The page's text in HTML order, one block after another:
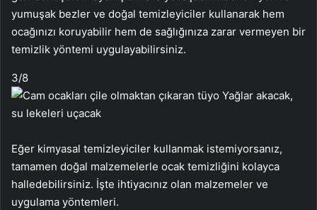
yumuşak bezler ve doğal temizleyiciler kullanarak hem
ocağınızı koruyabilir hem de sağlığınıza zarar vermeyen bir
temizlik yöntemi uygulayabilirsiniz.
3/8
Eğer kimyasal temizleyiciler kullanmak istemiyorsanız,
tamamen doğal malzemelerle ocak temizliğini kolayca
halledebilirsiniz. İşte ihtiyacınız olan malzemeler ve
uygulama yöntemleri.